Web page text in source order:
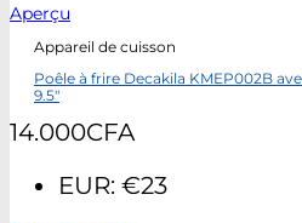
Aperçu
Appareil de cuisson
Poêle à frire Decakila KMEP002B
9.5″
14.000CFA
EUR: €23